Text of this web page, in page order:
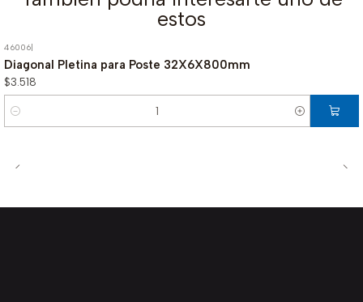
estos
46006|
Diagonal Pletina para Poste 32X6X800mm
$3.518
Cantidad